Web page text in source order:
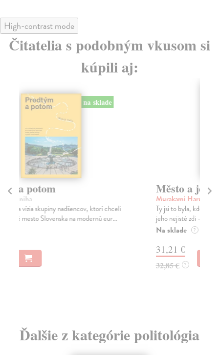
High-contrast mode
Čitatelia s podobným vkusom si
kúpili aj:
Město a jeho nejisté zdi
Murakami Haruki
Ty jsi to byla, kdo mi vyprávěl o tom městě. Město a
jeho nejisté zdi – dlouho očekávaný román Haru...
31,21 €
32,85 €
Ďalšie z kategórie politológia